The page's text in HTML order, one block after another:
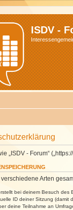
ISDV -
„ISDV - Forum“
Arten
bei deinem Besuch
ID deiner Sitzung
deine Teilnahme an